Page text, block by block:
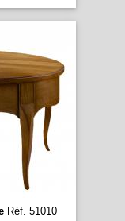
Réf. 51010